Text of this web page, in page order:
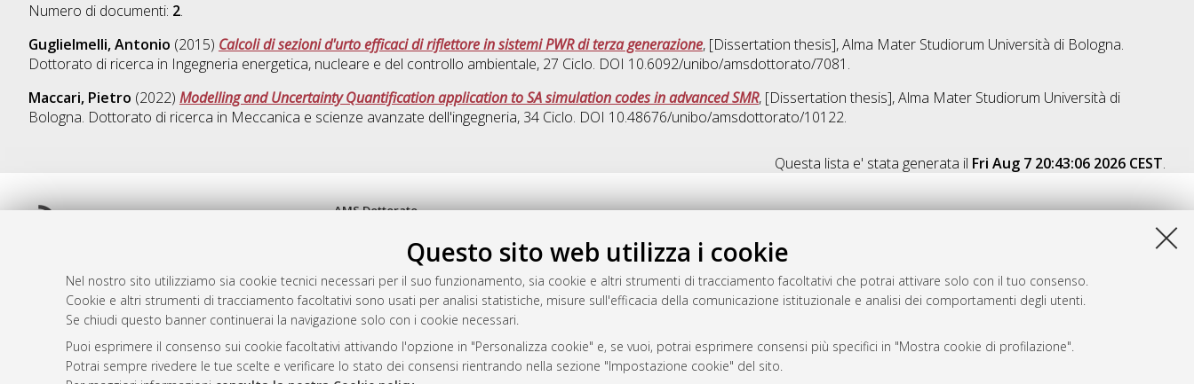
Questo sito web utilizza i cookie
Nel nostro sito utilizziamo sia cookie tecnici necessari per il suo funzionamento, sia cookie e altri strumenti di tracciamento facoltativi che potrai attivare solo con il tuo consenso.
Cookie e altri strumenti di tracciamento facoltativi sono usati per analisi statistiche, misure sull'efficacia della comunicazione istituzionale e analisi dei comportamenti degli utenti.
Se chiudi questo banner continuerai la navigazione solo con i cookie necessari.
Puoi esprimere il consenso sui cookie facoltativi attivando l'opzione in "Personalizza cookie" e, se vuoi, potrai esprimere consensi più specifici in "Mostra cookie di profilazione".
Potrai sempre rivedere le tue scelte e verificare lo stato dei consensi rientrando nella sezione "Impostazione cookie" del sito.
Numero di documenti: 2.
Guglielmelli, Antonio (2015) Calcoli di sezioni d'urto efficaci di riflettore in sistemi PWR di terza generazione, [Dissertation thesis], Alma Mater Studiorum Università di Bologna.
Dottorato di ricerca in Ingegneria energetica, nucleare e del controllo ambientale, 27 Ciclo. DOI 10.6092/unibo/amsdottorato/7081.
Maccari, Pietro (2022) Modelling and Uncertainty Quantification application to SA simulation codes in advanced SMR, [Dissertation thesis], Alma Mater Studiorum Università di
Bologna. Dottorato di ricerca in Meccanica e scienze avanzate dell'ingegneria, 34 Ciclo. DOI 10.48676/unibo/amsdottorato/10122.
Questa lista e' stata generata il Fri Aug 7 20:43:06 2026 CEST.
Atom
Rss 2.0
AMS Dottorato
Servizio implementato e gestito daAlmaDL
Impostazioni Cookie
Informativa sulla privacy
Condizioni d’uso del sito